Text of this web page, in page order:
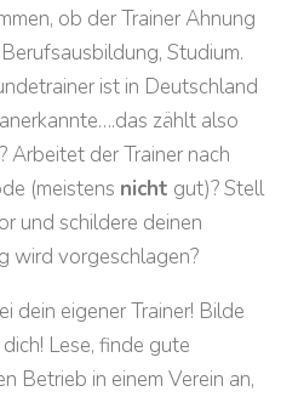
ob der Trainer Ahnung
Studium.
ist in Deutschland
zählt also
Arbeitet der Trainer nach
(meistens nicht gut)? Stell
und schildere deinen
wird vorgeschlagen?
dein eigener Trainer! Bilde
Lese, finde gute
Betrieb in einem Verein an,